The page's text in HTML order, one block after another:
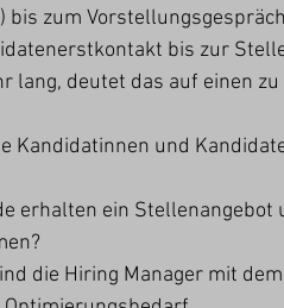
zum
bis zur
lang, deutet das auf einen
Kandidatinnen und
erhalten ein Stellenangebot
die Hiring Manager mit dem